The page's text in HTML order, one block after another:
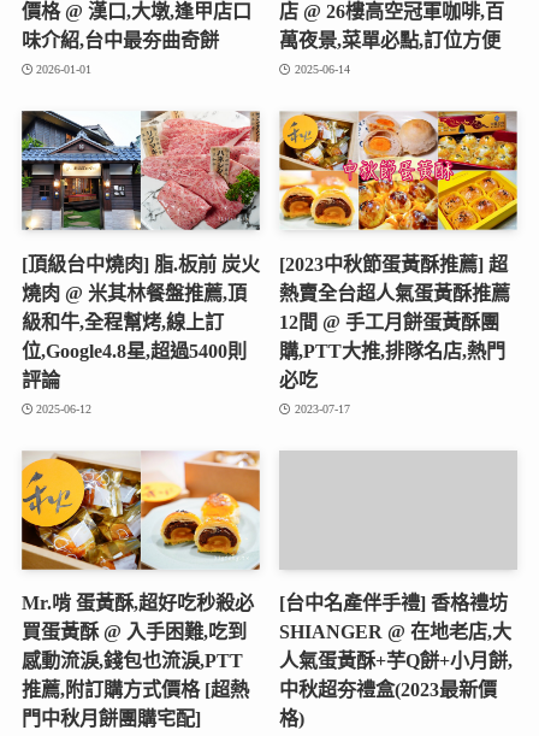
價格 @ 漢口,大墩,逢甲店口
味介紹,台中最夯曲奇餅
2026-01-01
店 @ 26樓高空冠軍咖啡,百
萬夜景,菜單必點,訂位方便
2025-06-14
[頂級台中燒肉] 脂.板前 炭火
燒肉 @ 米其林餐盤推薦,頂
級和牛,全程幫烤,線上訂
位,Google4.8星,超過5400則
評論
2025-06-12
[2023中秋節蛋黃酥推薦] 超
熱賣全台超人氣蛋黃酥推薦
12間 @ 手工月餅蛋黃酥團
購,PTT大推,排隊名店,熱門
必吃
2023-07-17
Mr.啃 蛋黃酥,超好吃秒殺必
買蛋黃酥 @ 入手困難,吃到
感動流淚,錢包也流淚,PTT
推薦,附訂購方式價格 [超熱
門中秋月餅團購宅配]
[台中名產伴手禮] 香格禮坊
SHIANGER @ 在地老店,大
人氣蛋黃酥+芋Q餅+小月餅,
中秋超夯禮盒(2023最新價
格)